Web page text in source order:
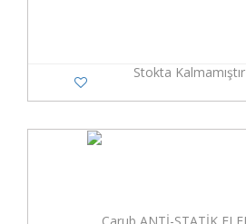
Stokta Kalmamıştır